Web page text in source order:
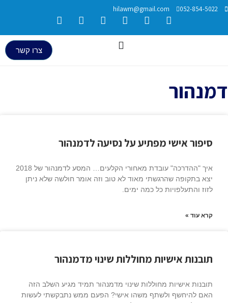
hilawm@gmail.com
אישי מפתיע על נסיעה לדמנהור
איך "ההדרכה" עובדת מאחורי הקלעים… המסע לדמנהור של 2018
שהרגשתי מאוד לא טוב וזה אומר חולשה שלא ניתן
כל כמה ימים.
אישיות מחוללות שינוי מדמנהור
מחוללות שינוי מדמנהור תמיד מגיע השלב הזה
ולשתף משהו אישי? הפעם ממש נתבקשתי לעשות